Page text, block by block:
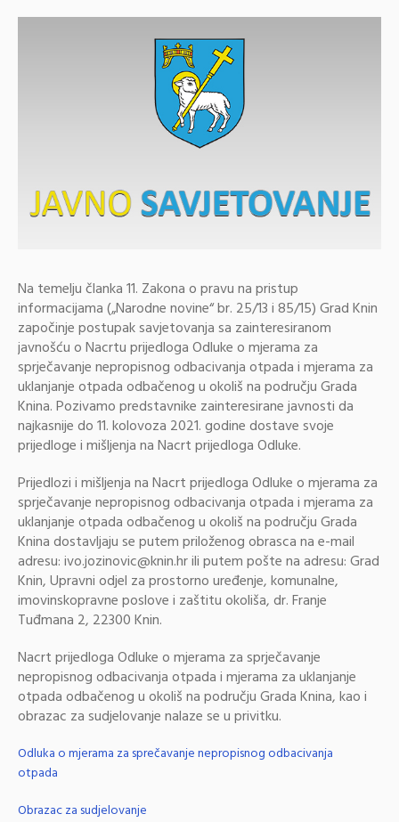
Na temelju članka 11. Zakona o pravu na pristup
informacijama („Narodne novine“ br. 25/13 i 85/15) Grad Knin
započinje postupak savjetovanja sa zainteresiranom
javnošću o Nacrtu prijedloga Odluke o mjerama za
sprječavanje nepropisnog odbacivanja otpada i mjerama za
uklanjanje otpada odbačenog u okoliš na području Grada
Knina. Pozivamo predstavnike zainteresirane javnosti da
najkasnije do 11. kolovoza 2021. godine dostave svoje
prijedloge i mišljenja na Nacrt prijedloga Odluke.
Prijedlozi i mišljenja na Nacrt prijedloga Odluke o mjerama za
sprječavanje nepropisnog odbacivanja otpada i mjerama za
uklanjanje otpada odbačenog u okoliš na području Grada
Knina dostavljaju se putem priloženog obrasca na e-mail
adresu: ivo.jozinovic@knin.hr ili putem pošte na adresu: Grad
Knin, Upravni odjel za prostorno uređenje, komunalne,
imovinskopravne poslove i zaštitu okoliša, dr. Franje
Tuđmana 2, 22300 Knin.
Nacrt prijedloga Odluke o mjerama za sprječavanje
nepropisnog odbacivanja otpada i mjerama za uklanjanje
otpada odbačenog u okoliš na području Grada Knina, kao i
obrazac za sudjelovanje nalaze se u privitku.
Odluka o mjerama za sprečavanje nepropisnog odbacivanja
otpada
Obrazac za sudjelovanje